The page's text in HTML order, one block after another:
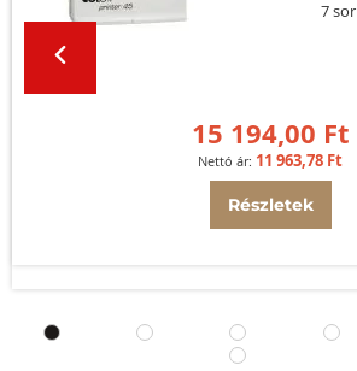
7 sor
15 194,00 Ft
11 963,78 Ft
Részletek